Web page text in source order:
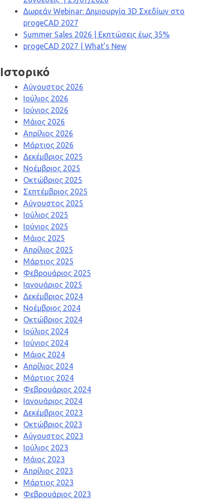
Δωρεάν Webinar: Δημιουργία 3D Σχεδίων στο
progeCAD 2027
Summer Sales 2026 | Εκπτώσεις έως 35%
progeCAD 2027 | What’s New
Ιστορικό
Αύγουστος 2026
Ιούλιος 2026
Ιούνιος 2026
Μάιος 2026
Απρίλιος 2026
Μάρτιος 2026
Δεκέμβριος 2025
Νοέμβριος 2025
Οκτώβριος 2025
Σεπτέμβριος 2025
Αύγουστος 2025
Ιούλιος 2025
Ιούνιος 2025
Μάιος 2025
Απρίλιος 2025
Μάρτιος 2025
Φεβρουάριος 2025
Ιανουάριος 2025
Δεκέμβριος 2024
Νοέμβριος 2024
Οκτώβριος 2024
Ιούλιος 2024
Ιούνιος 2024
Μάιος 2024
Απρίλιος 2024
Μάρτιος 2024
Φεβρουάριος 2024
Ιανουάριος 2024
Δεκέμβριος 2023
Οκτώβριος 2023
Αύγουστος 2023
Ιούλιος 2023
Μάιος 2023
Απρίλιος 2023
Μάρτιος 2023
Φεβρουάριος 2023